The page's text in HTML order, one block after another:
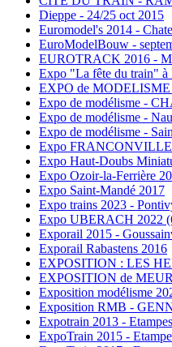
Dieppe - 24/25 oct 2015
Euromodel's 2014 -
EuroModelBouw -
EUROTRACK 2016 -
Expo "La fête du train" à
EXPO de MODELISME
Expo de modélisme -
Expo de modélisme -
Expo de modélisme -
Expo FRANCONVILLE
Expo Haut-Doubs
Expo Ozoir-la-Ferrière
Expo Saint-Mandé 2017
Expo trains 2023 -
Expo UBERACH 2022
Exporail 2015 -
Exporail Rabastens 2016
EXPOSITION : LES
EXPOSITION de
Exposition modélisme
Exposition RMB -
Expotrain 2013 - Etampes
ExpoTrain 2015 -